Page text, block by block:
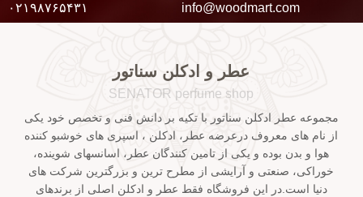
info@woodmart.com ۰۲۱۹۸۷۶۵۴۳۱
عطر و ادکلن سناتور
SENATOR perfume shop
مجموعه عطر ادکلن سناتور با تکیه بر دانش فنی و تخصص خود یکی
از نام های معروف درعرضه عطر، ادکلن ، اسپری های خوشبو کننده
هوا و بدن بوده و یکی از تامین کنندگان عطر، اسانسهای شوینده،
خوراکی، صنعتی و آرایشی از مطرح ترین و بزرگترین شرکت های
دنیا است.در این فروشگاه فقط عطر و ادکلن اصلی از برندهای